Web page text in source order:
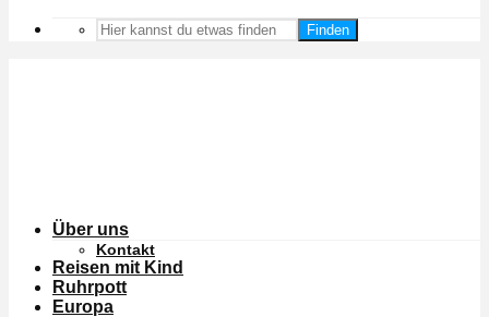
Finden
Über uns
Kontakt
Reisen mit Kind
Ruhrpott
Europa